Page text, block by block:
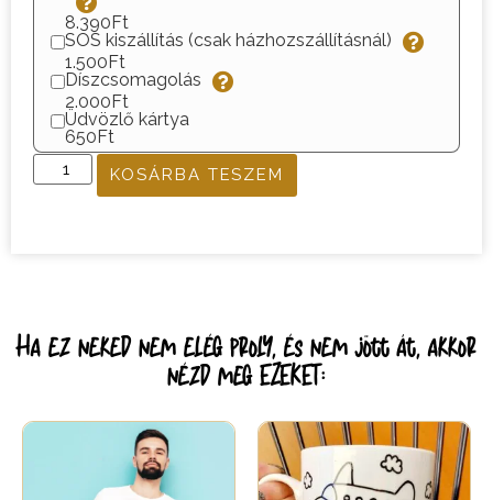
8.390Ft
SOS kiszállítás (csak házhozszállításnál)
1.500Ft
Díszcsomagolás
2.000Ft
Üdvözlő kártya
650Ft
KOSÁRBA TESZEM
Ha ez neked nem elég proly, és nem jött át, akkor
nézd meg EZEKET: